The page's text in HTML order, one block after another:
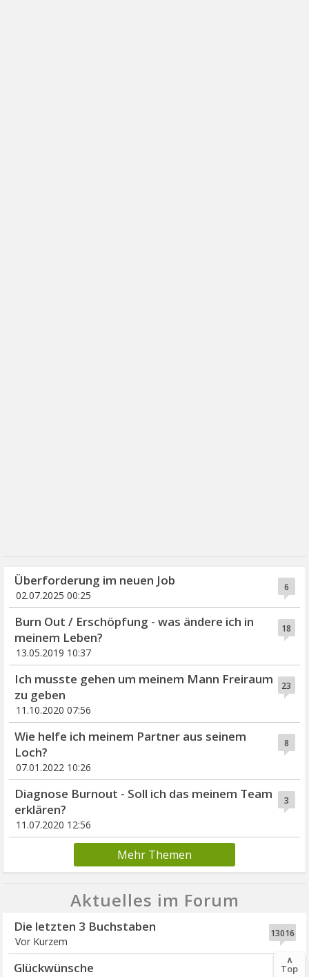
6
Überforderung im neuen Job
02.07.2025 00:25
18
Burn Out / Erschöpfung - was ändere ich in
meinem Leben?
13.05.2019 10:37
23
Ich musste gehen um meinem Mann Freiraum
zu geben
11.10.2020 07:56
8
Wie helfe ich meinem Partner aus seinem
Loch?
07.01.2022 10:26
3
Diagnose Burnout - Soll ich das meinem Team
erklären?
11.07.2020 12:56
Mehr Themen
Aktuelles im Forum
13016
Die letzten 3 Buchstaben
Vor Kurzem
4277
Glückwünsche
∧
Top